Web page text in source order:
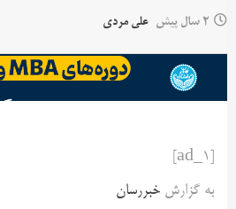
2 سال پیش علی مردی
به گزارش خبررسان